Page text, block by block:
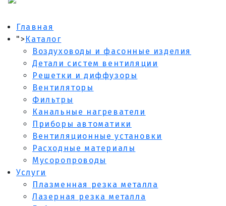
Главная
"> Каталог
Воздуховоды и фасонные изделия
Детали систем вентиляции
Решетки и диффузоры
Вентиляторы
Фильтры
Канальные нагреватели
Приборы автоматики
Вентиляционные установки
Расходные материалы
Мусоропроводы
Услуги
Плазменная резка металла
Лазерная резка металла